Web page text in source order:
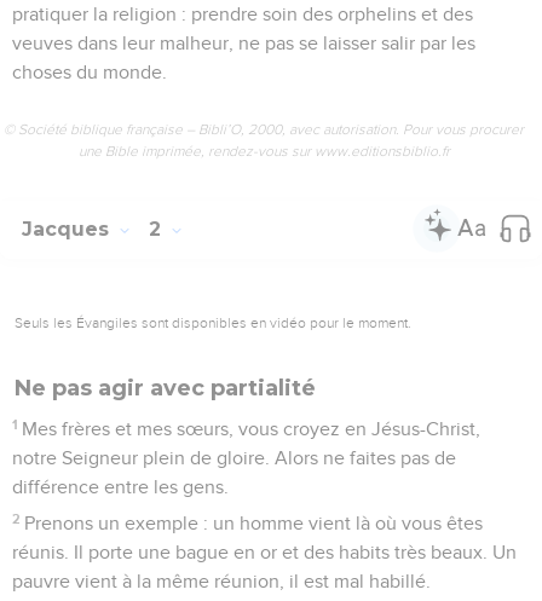
pratiquer la religion : prendre soin des orphelins et des
veuves dans leur malheur, ne pas se laisser salir par les
choses du monde.
© Société biblique française – Bibli’O, 2000, avec autorisation. Pour vous procurer
une Bible imprimée, rendez-vous sur www.editionsbiblio.fr
Jacques 2
Seuls les Évangiles sont disponibles en vidéo pour le moment.
Ne pas agir avec partialité
1 Mes frères et mes sœurs, vous croyez en Jésus-Christ,
notre Seigneur plein de gloire. Alors ne faites pas de
différence entre les gens.
2 Prenons un exemple : un homme vient là où vous êtes
réunis. Il porte une bague en or et des habits très beaux. Un
pauvre vient à la même réunion, il est mal habillé.